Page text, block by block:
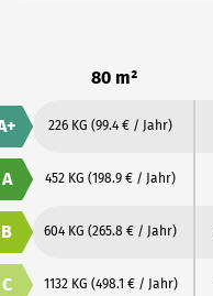
80 m²
226 KG (99.4 € / Jahr)
A 452 KG (198.9 € / Jahr)
B 604 KG (265.8 € / Jahr)
C 1132 KG (498.1 € / Jahr)